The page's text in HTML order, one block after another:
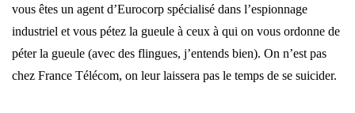
vous êtes un agent d’Eurocorp spécialisé dans l’espionnage
industriel et vous pétez la gueule à ceux à qui on vous ordonne de
péter la gueule (avec des flingues, j’entends bien). On n’est pas
chez France Télécom, on leur laissera pas le temps de se suicider.